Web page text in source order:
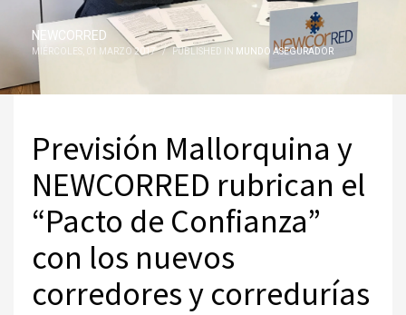
NEWCORRED
MIÉRCOLES, 01 MARZO 2017 / PUBLISHED IN MUNDO ASEGURADOR
Previsión Mallorquina y
NEWCORRED rubrican el
“Pacto de Confianza”
con los nuevos
corredores y corredurías